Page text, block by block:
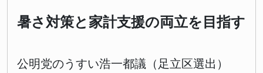
暑さ対策と家計支援の両立を目指す
公明党のうすい浩一都議（足立区選出）